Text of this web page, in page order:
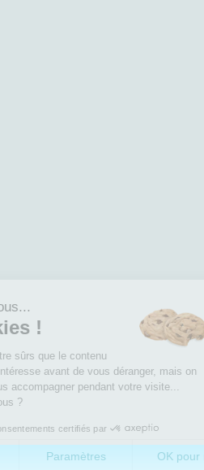
les Cookies !
On a attendu d'être sûrs que le
de ce site vous intéresse avant de
aimerait bien vous accompagner
Consentements certifiés
Non merci